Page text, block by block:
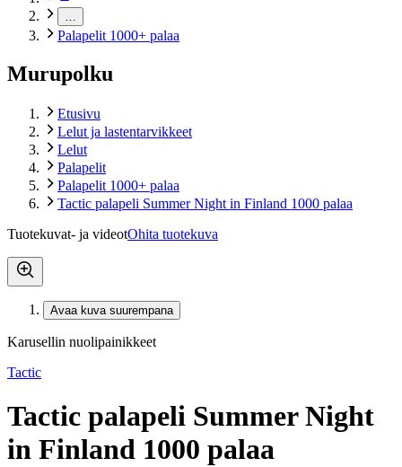
Palapelit 1000+ palaa
Murupolku
Etusivu
Lelut ja lastentarvikkeet
Lelut
Palapelit
Palapelit 1000+ palaa
Tactic palapeli Summer Night in Finland 1000 palaa
Tuotekuvat- ja videotOhita tuotekuva
Avaa kuva suurempana
Karusellin nuolipainikkeet
Tactic
Tactic palapeli Summer Night
in Finland 1000 palaa